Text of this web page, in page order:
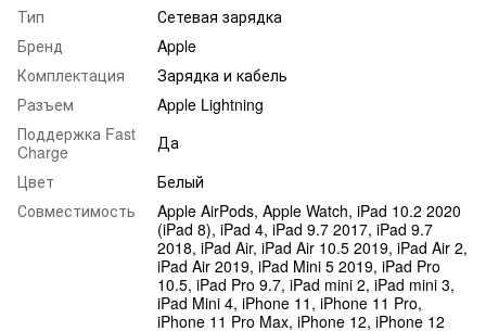
Тип
Сетевая зарядка
Бренд
Apple
Комплектация
Зарядка и кабель
Разъем
Apple Lightning
Поддержка Fast
Charge
Да
Цвет
Белый
Совместимость
Apple AirPods, Apple Watch, iPad 10.2 2020
(iPad 8), iPad 4, iPad 9.7 2017, iPad 9.7
2018, iPad Air, iPad Air 10.5 2019, iPad Air 2,
iPad Air 2019, iPad Mini 5 2019, iPad Pro
10.5, iPad Pro 9.7, iPad mini 2, iPad mini 3,
iPad Mini 4, iPhone 11, iPhone 11 Pro,
iPhone 11 Pro Max, iPhone 12, iPhone 12